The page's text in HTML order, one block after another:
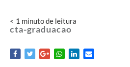
< 1 minutode leitura
cta-graduacao